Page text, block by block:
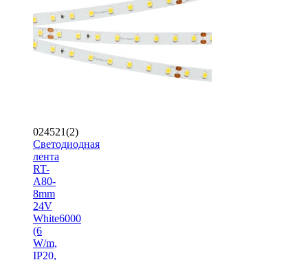
024521(2)
Светодиодная
лента
RT-
A80-
8mm
24V
White6000
(6
W/m,
IP20,